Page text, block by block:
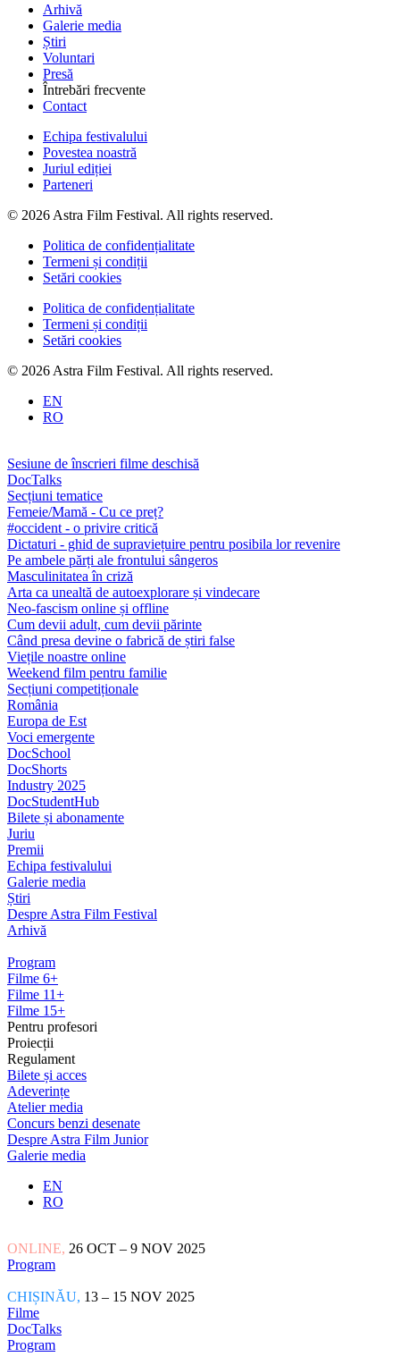
Arhivă
Galerie media
Știri
Voluntari
Presă
Întrebări frecvente
Contact
Echipa festivalului
Povestea noastră
Juriul ediției
Parteneri
© 2026 Astra Film Festival. All rights reserved.
Politica de confidențialitate
Termeni și condiții
Setări cookies
Politica de confidențialitate
Termeni și condiții
Setări cookies
© 2026 Astra Film Festival. All rights reserved.
EN
RO
Sesiune de înscrieri filme deschisă
DocTalks
Secțiuni tematice
Femeie/Mamă - Cu ce preț?
#occident - o privire critică
Dictaturi - ghid de supraviețuire pentru posibila lor revenire
Pe ambele părți ale frontului sângeros
Masculinitatea în criză
Arta ca unealtă de autoexplorare și vindecare
Neo-fascism online și offline
Cum devii adult, cum devii părinte
Când presa devine o fabrică de știri false
Viețile noastre online
Weekend film pentru familie
Secțiuni competiționale
România
Europa de Est
Voci emergente
DocSchool
DocShorts
Industry 2025
DocStudentHub
Bilete și abonamente
Juriu
Premii
Echipa festivalului
Galerie media
Știri
Despre Astra Film Festival
Arhivă
Program
Filme 6+
Filme 11+
Filme 15+
Pentru profesori
Proiecții
Regulament
Bilete și acces
Adeverințe
Atelier media
Concurs benzi desenate
Despre Astra Film Junior
Galerie media
EN
RO
ONLINE, 26 OCT – 9 NOV 2025
Program
CHIȘINĂU, 13 – 15 NOV 2025
Filme
DocTalks
Program